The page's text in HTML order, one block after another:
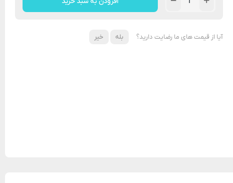
آیا از قیمت های ما رضایت دارید؟ بله خیر